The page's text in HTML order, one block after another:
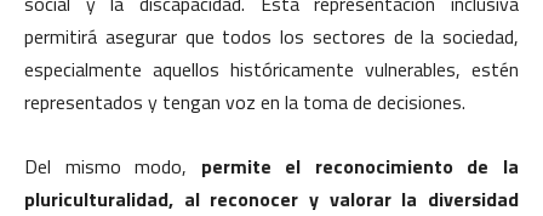
permitirá asegurar que todos los sectores de la sociedad,
especialmente aquellos históricamente vulnerables, estén
representados y tengan voz en la toma de decisiones.
Del mismo modo, permite el reconocimiento de la
pluriculturalidad, al reconocer y valorar la diversidad